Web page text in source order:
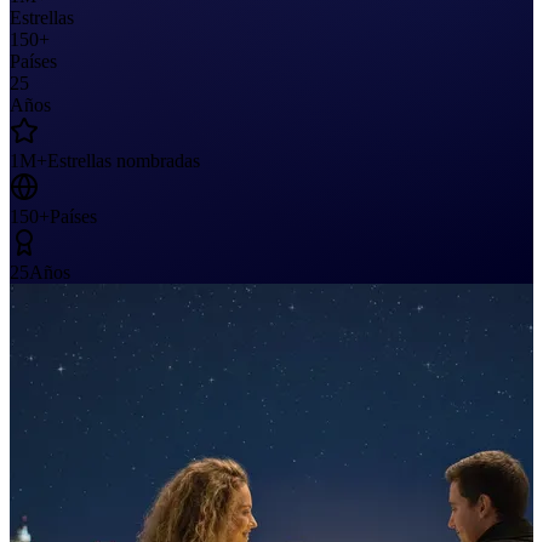
Estrellas
150+
Países
25
Años
1M+Estrellas nombradas
150+Países
25Años